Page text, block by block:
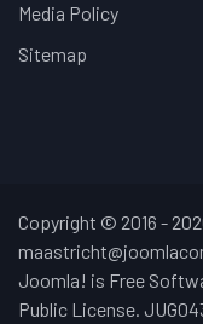
Media Policy
Sitemap
Copyright © 2016 -
Joomla! is Free
Public License.